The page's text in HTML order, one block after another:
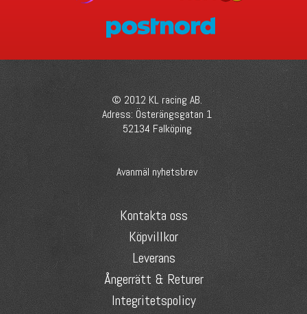
© 2012 KL racing AB.
Adress: Österängsgatan 1
52134 Falköping
Avanmäl nyhetsbrev
Kontakta oss
Köpvillkor
Leverans
Ångerrätt & Returer
Integritetspolicy